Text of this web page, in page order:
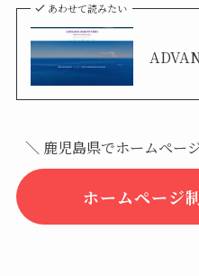
あわせて読みたい
＼ 鹿児島県でホームペー
ホームページ